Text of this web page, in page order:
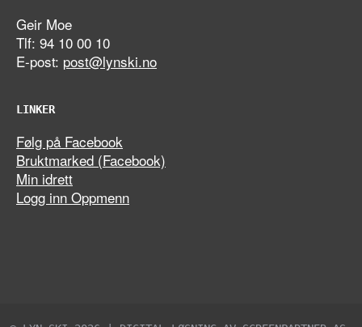
Geir Moe
Tlf: 94 10 00 10
E-post: post@lynski.no
LINKER
Følg på Facebook
Bruktmarked (Facebook)
Min idrett
Logg inn Oppmenn